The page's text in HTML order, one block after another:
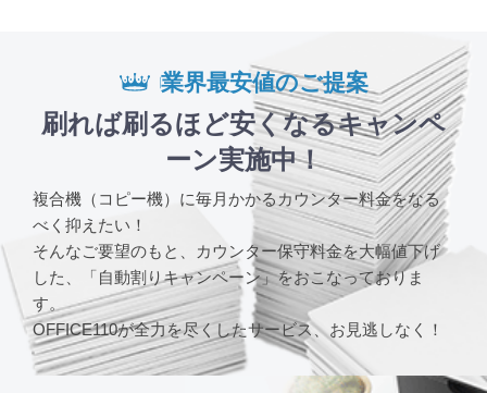
業界最安値のご提案
刷れば刷るほど安くなるキャンペ
ーン実施中！
複合機（コピー機）に毎月かかるカウンター料金をなる
べく抑えたい！
そんなご要望のもと、カウンター保守料金を大幅値下げ
した、
「自動割りキャンペーン」をおこなっておりま
す。
OFFICE110が全力を尽くしたサービス、お見逃しなく！